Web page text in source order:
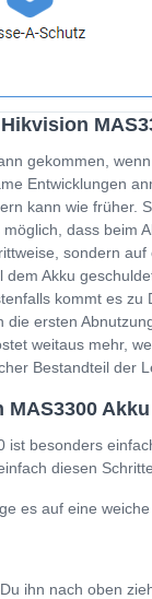
gekommen,
Entwicklungen
kann wie früher.
dass beim
sondern
Akku
kommt es
ersten
weitaus mehr,
Bestandteil der
Akku
ist besonders
diesen
es auf eine weiche
ihn nach oben